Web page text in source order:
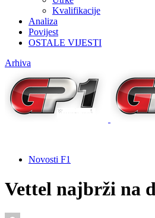
Kvalifikacije
Analiza
Povijest
OSTALE VIJESTI
Arhiva
Novosti F1
Vettel najbrži na